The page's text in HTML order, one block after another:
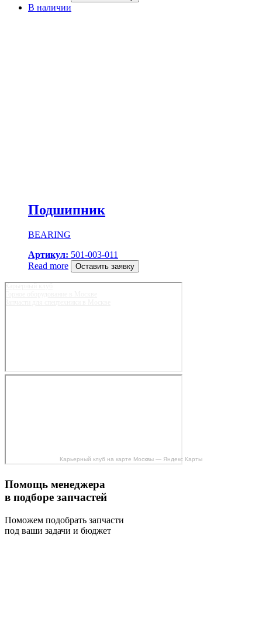
В наличии
Подшипник
BEARING
Артикул: 501-003-011
Read more
Оставить заявку
Карьерный клуб на карте Москвы — Яндекс Карты
Помощь менеджера
в подборе запчастей
Поможем подобрать запчасти
под ваши задачи и бюджет